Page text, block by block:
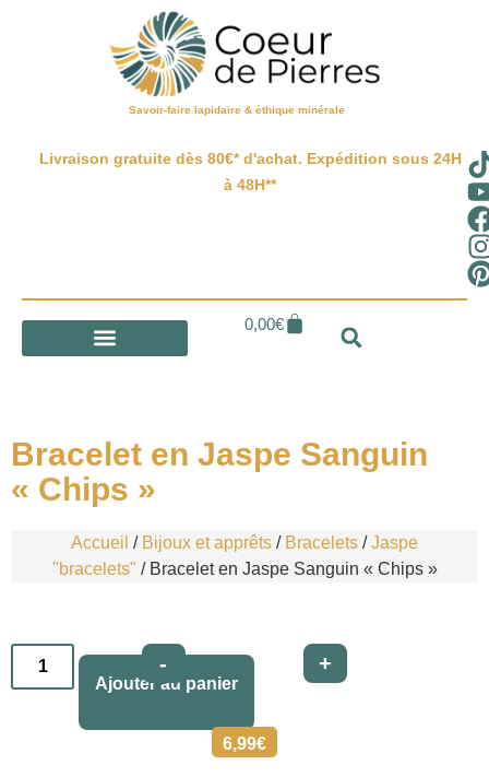
Savoir-faire lapidaire & éthique minérale
Livraison gratuite dès 80€* d'achat. Expédition sous 24H
à 48H**
0,00€
Bracelet en Jaspe Sanguin
« Chips »
Accueil / Bijoux et apprêts / Bracelets /Jaspe
"bracelets" / Bracelet en Jaspe Sanguin « Chips »
6,99€
- +
Ajouter au panier
Alternative: